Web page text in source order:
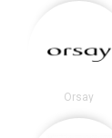
Orsay